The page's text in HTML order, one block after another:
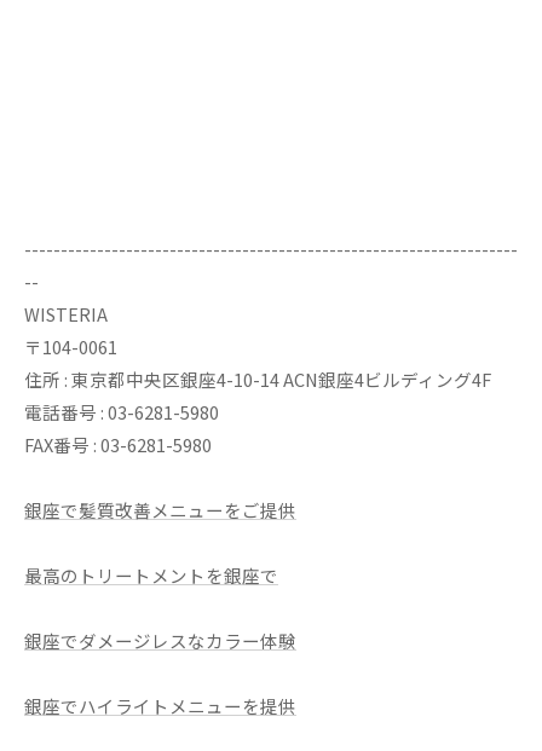
--------------------------------------------------------------------
--
WISTERIA
〒104-0061
住所 : 東京都中央区銀座4-10-14 ACN銀座4ビルディング4F
電話番号 : 03-6281-5980
FAX番号 : 03-6281-5980
銀座で髪質改善メニューをご提供
最高のトリートメントを銀座で
銀座でダメージレスなカラー体験
銀座でハイライトメニューを提供